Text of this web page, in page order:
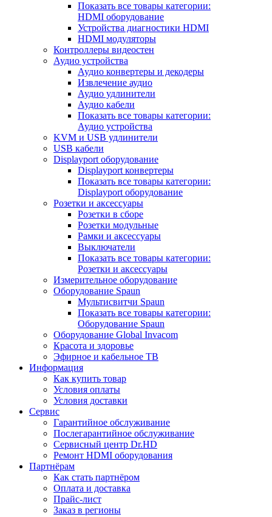
Показать все товары категории:
HDMI оборудование
Устройства диагностики HDMI
HDMI модуляторы
Контроллеры видеостен
Аудио устройства
Аудио конвертеры и декодеры
Извлечение аудио
Аудио удлинители
Аудио кабели
Показать все товары категории:
Аудио устройства
KVM и USB удлинители
USB кабели
Displayport оборудование
Displayport конвертеры
Показать все товары категории:
Displayport оборудование
Розетки и аксессуары
Розетки в сборе
Розетки модульные
Рамки и аксессуары
Выключатели
Показать все товары категории:
Розетки и аксессуары
Измерительное оборудование
Оборудование Spaun
Мультисвитчи Spaun
Показать все товары категории:
Оборудование Spaun
Оборудование Global Invacom
Красота и здоровье
Эфирное и кабельное ТВ
Информация
Как купить товар
Условия оплаты
Условия доставки
Сервис
Гарантийное обслуживание
Послегарантийное обслуживание
Сервисный центр Dr.HD
Ремонт HDMI оборудования
Партнёрам
Как стать партнёром
Оплата и доставка
Прайс-лист
Заказ в регионы